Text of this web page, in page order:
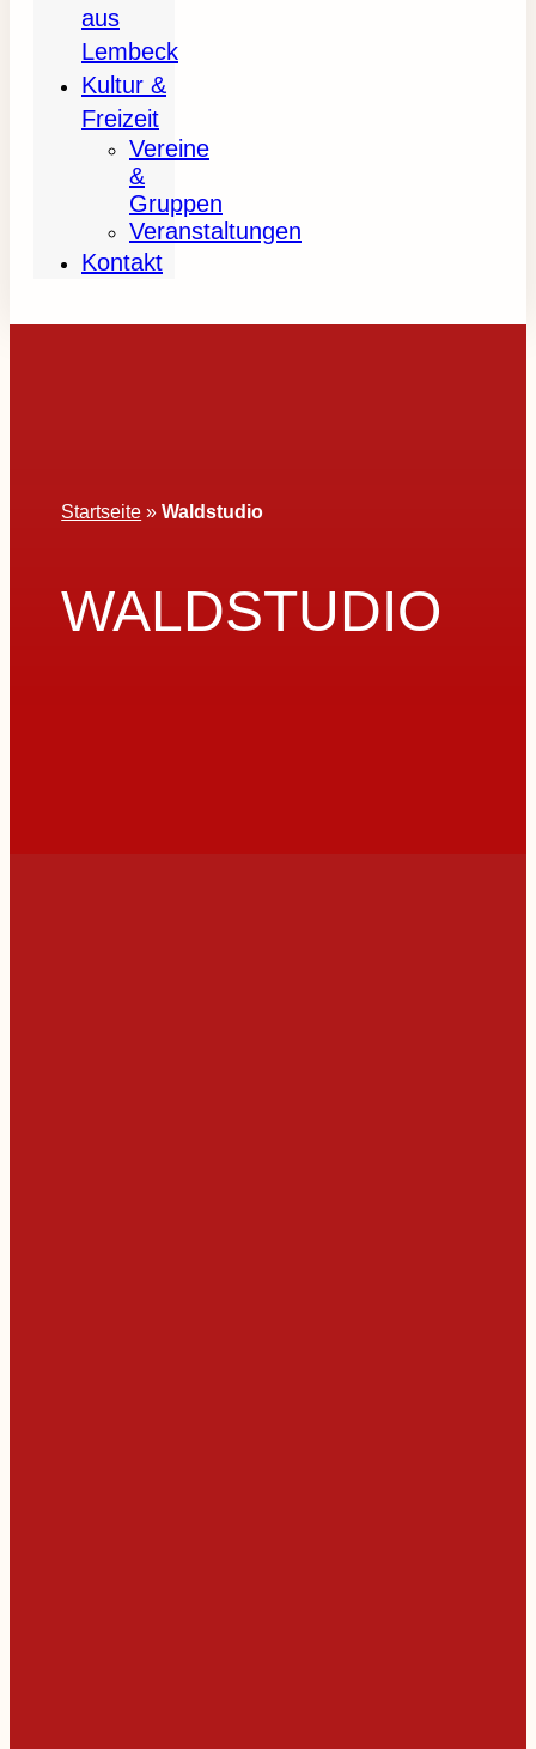
aus
Lembeck
Kultur &
Freizeit
Vereine
&
Gruppen
Veranstaltungen
Kontakt
Startseite »Waldstudio
WALDSTUDIO